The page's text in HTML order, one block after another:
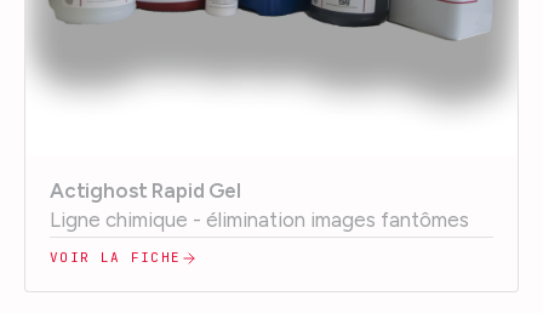
Actighost Rapid Gel
Ligne chimique - élimination images fantômes
VOIR LA FICHE